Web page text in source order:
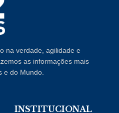
na verdade, agilidade e
as informações mais
e do Mundo.
INSTITUCIONAL